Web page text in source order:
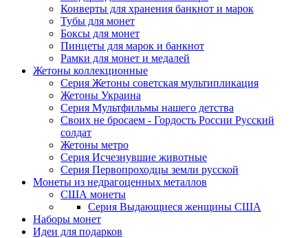
Конверты для хранения банкнот и марок
Тубы для монет
Боксы для монет
Пинцеты для марок и банкнот
Рамки для монет и медалей
Жетоны коллекционные
Серия Жетоны советская мультипликация
Жетоны Украина
Серия Мультфильмы нашего детства
Своих не бросаем - Гордость России Русский
солдат
Жетоны метро
Серия Исчезнувшие животные
Серия Первопроходцы земли русской
Монеты из недрагоценных металлов
США монеты
Серия Выдающиеся женщины США
Наборы монет
Идеи для подарков